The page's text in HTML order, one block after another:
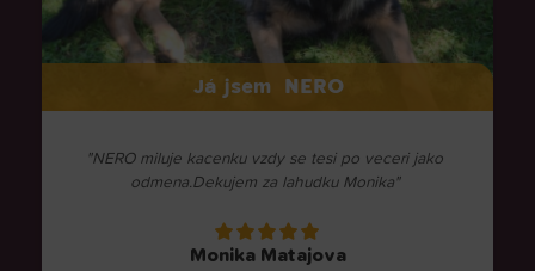
Já jsem NERO
"NERO miluje kacenku vzdy se tesi po veceri jako
odmena.Dekujem za lahudku Monika"
Monika Matajova